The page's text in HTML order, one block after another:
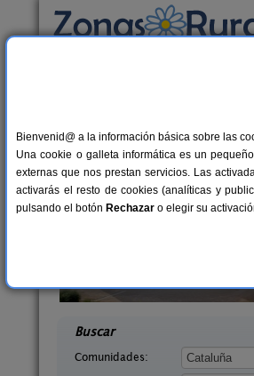
Casas Rurales
33 €
Buscar
Comunidades:
Bienvenid@ a la información básica sobre las
Una cookie o galleta informática es un
externas que nos prestan servicios. Las
activarás el resto de cookies (analíticas y
pulsando el botón Rechazar o elegir su